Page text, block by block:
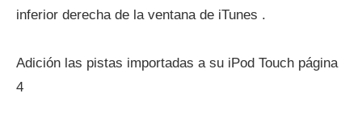
inferior derecha de la ventana de iTunes .
Adición las pistas importadas a su iPod Touch página
4